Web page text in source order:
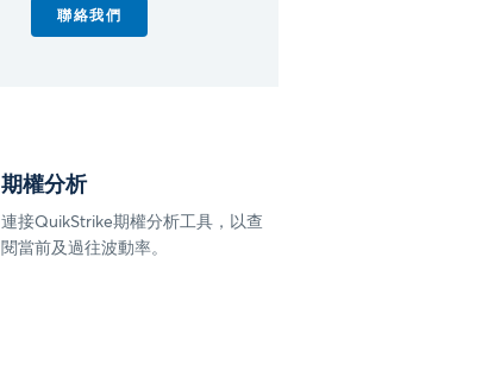
聯絡我們
期權分析
連接QuikStrike期權分析工具，以查
閱當前及過往波動率。